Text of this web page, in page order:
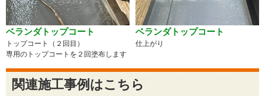
ベランダトップコート
トップコート（２回目）
専用のトップコートを２回塗布します
ベランダトップコート
仕上がり
関連施工事例はこちら